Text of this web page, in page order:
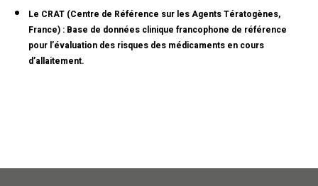
Le CRAT (Centre de Référence sur les Agents Tératogènes,
France) : Base de données clinique francophone de référence
pour l’évaluation des risques des médicaments en cours
d’allaitement.